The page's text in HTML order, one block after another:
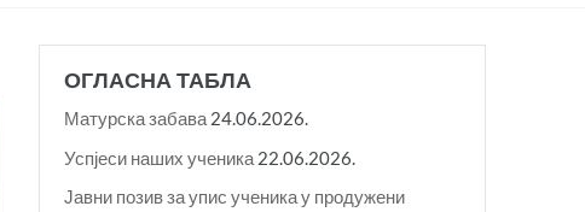
ОГЛАСНА ТАБЛА
Матурска забава 24.06.2026.
Успјеси наших ученика 22.06.2026.
Јавни позив за упис ученика у продужени